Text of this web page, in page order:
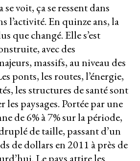
se voit, ça se ressent dans
l’activité. En quinze ans, la
que changé. Elle s’est
avec des
massifs, au niveau des
ponts, les routes, l’énergie,
les structures de santé sont
paysages. Portée par une
de 6% à 7% sur la période,
de taille, passant d’un
de dollars en 2011 à près de